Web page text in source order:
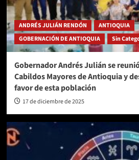
ANDRÉS JULIÁN RENDÓN
ANTIOQUIA
GOBERNACIÓN DE ANTIOQUIA
Sin
Gobernador Andrés Julián se
Cabildos Mayores de Antioquia y
favor de esta población
17 de diciembre de 2025